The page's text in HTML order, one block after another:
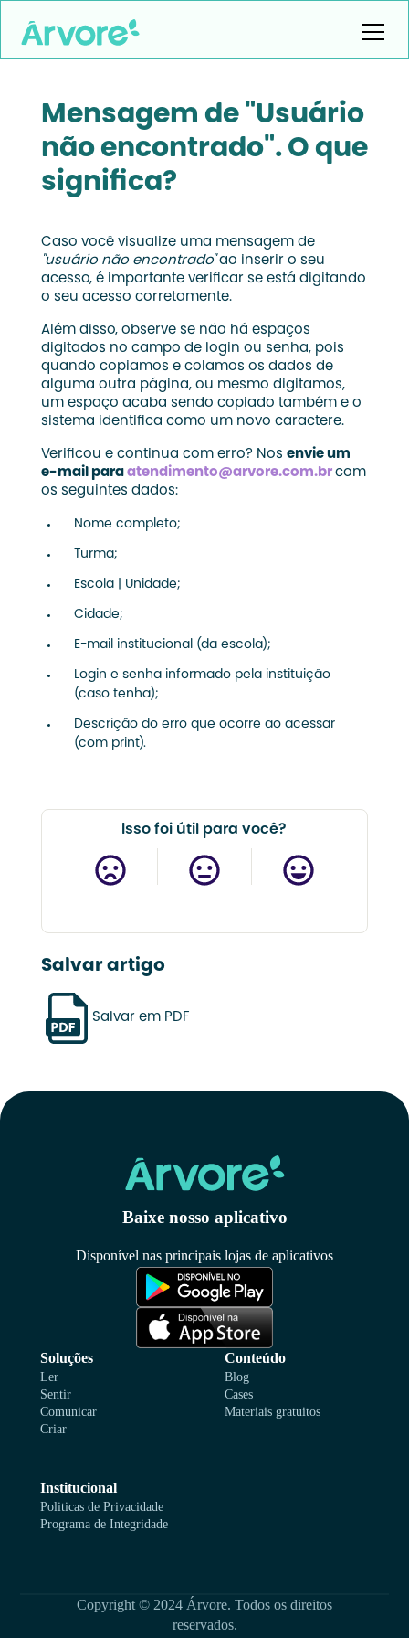
Mensagem de "Usuário
não encontrado". O que
significa?
Caso você visualize uma mensagem de
"usuário não encontrado" ao inserir o seu
acesso, é importante verificar se está digitando
o seu acesso corretamente.
Além disso, observe se não há espaços
digitados no campo de login ou senha, pois
quando copiamos e colamos os dados de
alguma outra página, ou mesmo digitamos,
um espaço acaba sendo copiado também e o
sistema identifica como um novo caractere.
Verificou e continua com erro? Nos envie um
e-mail para atendimento@arvore.com.br com
os seguintes dados:
Nome completo;
Turma;
Escola | Unidade;
Cidade;
E-mail institucional (da escola);
Login e senha informado pela instituição
(caso tenha);
Descrição do erro que ocorre ao acessar
(com print).
Isso foi útil para você?
Salvar artigo
Salvar em PDF
Baixe nosso aplicativo
Disponível nas principais lojas de aplicativos
Soluções
Ler
Sentir
Comunicar
Criar
Conteúdo
Blog
Cases
Materiais gratuitos
Institucional
Politicas de Privacidade
Programa de Integridade
Copyright © 2024 Árvore. Todos os direitos
reservados.